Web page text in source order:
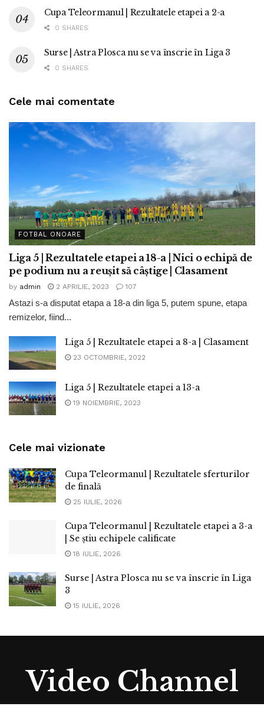
Cupa Teleormanul | Rezultatele etapei a 2-a
0 SHARES
Surse | Astra Plosca nu se va înscrie în Liga 3
0 SHARES
Cele mai comentate
FOTBAL ONOARE
Liga 5 | Rezultatele etapei a 18-a | Nici o echipă de
pe podium nu a reușit să câștige | Clasament
by admin 2 APRILIE, 2023 107
Astazi s-a disputat etapa a 18-a din liga 5, putem spune, etapa
remizelor, fiind...
Liga 5 | Rezultatele etapei a 8-a | Clasament
23 OCTOMBRIE, 2022
Liga 5 | Rezultatele etapei a 13-a
19 NOIEMBRIE, 2023
Cele mai vizionate
Cupa Teleormanul | Rezultatele sferturilor
de finală
25 IULIE, 2026
Cupa Teleormanul | Rezultatele etapei a 3-a
| Se știu echipele calificate
18 IULIE, 2026
Surse | Astra Plosca nu se va înscrie în Liga
3
15 IULIE, 2026
Video Channel